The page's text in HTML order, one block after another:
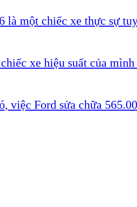
là một chiếc xe thực sự
xe hiệu suất của
việc Ford sửa chữa